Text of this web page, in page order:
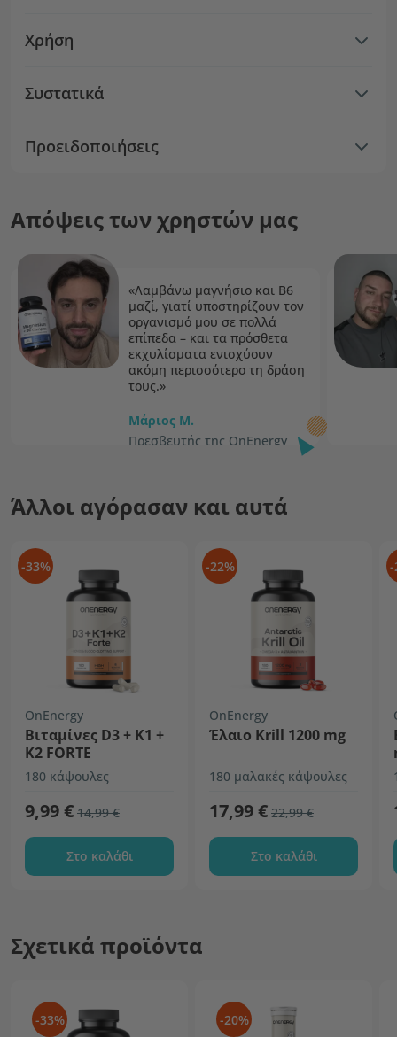
Χρήση
Συστατικά
Προειδοποιήσεις
Απόψεις των χρηστών μας
«Λαμβάνω μαγνήσιο και Β6
μαζί, γιατί υποστηρίζουν τον
οργανισμό μου σε πολλά
επίπεδα – και τα πρόσθετα
εκχυλίσματα ενισχύουν
ακόμη περισσότερο τη δράση
τους.»
Μάριος Μ.
Πρεσβευτής της OnEnergy
Άλλοι αγόρασαν και αυτά
-33%
OnEnergy
Βιταμίνες D3 + K1 +
K2 FORTE
180 κάψουλες
9,99 € 14,99 €
Στο καλάθι
-22%
OnEnergy
Έλαιο Krill 1200 mg
180 μαλακές κάψουλες
17,99 € 22,99 €
Στο καλάθι
-
Σχετικά προϊόντα
-33% -20%